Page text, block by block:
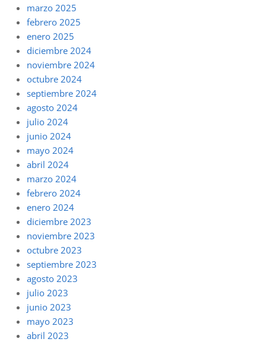
marzo 2025
febrero 2025
enero 2025
diciembre 2024
noviembre 2024
octubre 2024
septiembre 2024
agosto 2024
julio 2024
junio 2024
mayo 2024
abril 2024
marzo 2024
febrero 2024
enero 2024
diciembre 2023
noviembre 2023
octubre 2023
septiembre 2023
agosto 2023
julio 2023
junio 2023
mayo 2023
abril 2023